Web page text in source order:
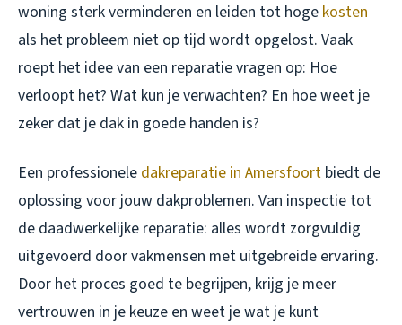
woning sterk verminderen en leiden tot hoge kosten
als het probleem niet op tijd wordt opgelost. Vaak
roept het idee van een reparatie vragen op: Hoe
verloopt het? Wat kun je verwachten? En hoe weet je
zeker dat je dak in goede handen is?
Een professionele dakreparatie in Amersfoort biedt de
oplossing voor jouw dakproblemen. Van inspectie tot
de daadwerkelijke reparatie: alles wordt zorgvuldig
uitgevoerd door vakmensen met uitgebreide ervaring.
Door het proces goed te begrijpen, krijg je meer
vertrouwen in je keuze en weet je wat je kunt